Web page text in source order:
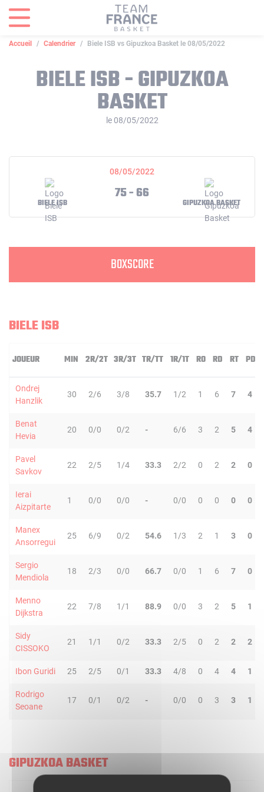
Accueil Calendrier Biele ISB vs Gipuzkoa Basket le 08/05/2022
BIELE ISB - GIPUZKOA
BASKET
le 08/05/2022
08/05/2022
BIELE ISB
75 - 66
GIPUZKOA BASKET
BOXSCORE
BIELE ISB
JOUEUR MIN 2R/2T 3R/3T TR/TT 1R/1T RO RD RT PD
Ondrej
Hanzlik
30 2/6 3/8 35.7 1/2 1 6 7 4
Benat
Hevia
20 0/0 0/2 - 6/6 3 2 5 4
Pavel
Savkov
22 2/5 1/4 33.3 2/2 0 2 2 0
Ierai
Aizpitarte
1 0/0 0/0 - 0/0 0 0 0 0
Manex
Ansorregui
25 6/9 0/2 54.6 1/3 2 1 3 0
Sergio
Mendiola
18 2/3 0/0 66.7 0/0 1 6 7 0
Menno
Dijkstra
22 7/8 1/1 88.9 0/0 3 2 5 1
Sidy
CISSOKO
21 1/1 0/2 33.3 2/5 0 2 2 2
Ibon Guridi 25 2/5 0/1 33.3 4/8 0 4 4 1
Rodrigo
Seoane
17 0/1 0/2 - 0/0 0 3 3 1
GIPUZKOA BASKET
Panneau de gestion des cookies